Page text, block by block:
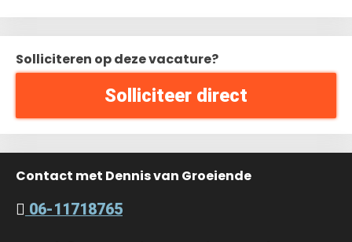
Solliciteren op deze vacature?
Solliciteer direct
Contact met Dennis van Groeiende
06-11718765